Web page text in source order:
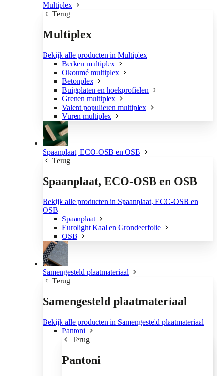
Multiplex
Terug
Multiplex
Bekijk alle producten in Multiplex
Berken multiplex
Okoumé multiplex
Betonplex
Buigplaten en hoekprofielen
Grenen multiplex
Valent populieren multiplex
Vuren multiplex
Spaanplaat, ECO-OSB en OSB
Terug
Spaanplaat, ECO-OSB en OSB
Bekijk alle producten in Spaanplaat, ECO-OSB en
OSB
Spaanplaat
Eurolight Kaal en Grondeerfolie
OSB
Samengesteld plaatmateriaal
Terug
Samengesteld plaatmateriaal
Bekijk alle producten in Samengesteld plaatmateriaal
Pantoni
Terug
Pantoni